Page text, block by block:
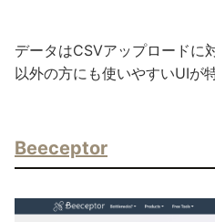
データはCSVアップロードに
以外の方にも使いやすいUIが
Beeceptor